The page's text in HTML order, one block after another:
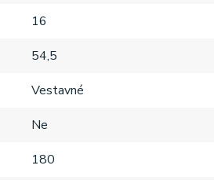
16
54,5
Vestavné
Ne
180